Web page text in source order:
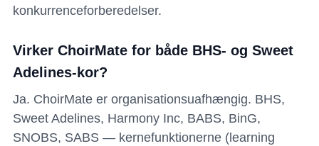
konkurrenceforberedelser.
Virker ChoirMate for både BHS- og Sweet
Adelines-kor?
Ja. ChoirMate er organisationsuafhængig. BHS,
Sweet Adelines, Harmony Inc, BABS, BinG,
SNOBS, SABS — kernefunktionerne (learning